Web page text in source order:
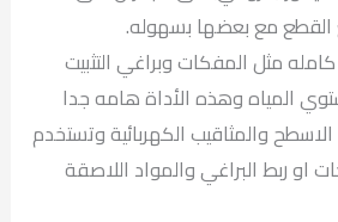
القطع مع بعضها بسهوله.
مثل المفكات وبراغي التثبيت
المياه وهذه الأداة هامه جدا
والمثاقيب الكهربائية وتستخدم
او ربط البراغي والمواد اللاصقة